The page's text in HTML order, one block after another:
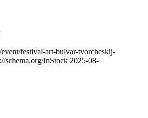
festival-art-bulvar-tvorcheskij-
schema.org/InStock 2025-08-